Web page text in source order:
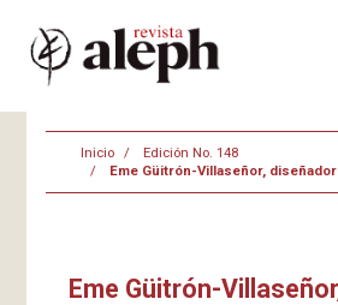
Inicio
Edición No. 148
Eme Güitrón-Villaseñor,
Eme Güitrón-